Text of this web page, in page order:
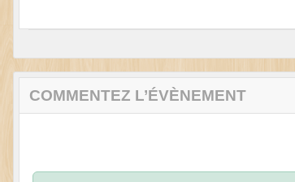
COMMENTEZ L’ÉVÈNEMENT